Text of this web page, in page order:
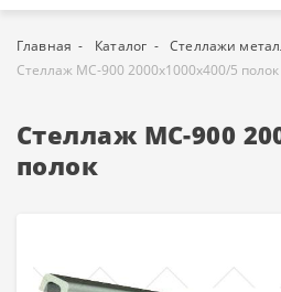
Главная Каталог
Стеллажи
Стеллаж МС-900 2000х1000х400/5 полок
Стеллаж МС-900
полок